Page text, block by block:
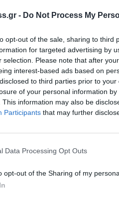
- Do Not Process My
opt-out of the sale, sharing to third
for targeted advertising by
selection. Please note that after
interest-based ads based on
to third parties prior to
of your personal information
This information may also be
Participants that may further
Data Processing Opt Outs
opt-out of the Sharing of my
να εργάζεται ως
Πολέμου. Το
ιατρική. Ένα χρόνο
28 Δεκεμβρίου 1920 κι
της ένα αεροδρόμιο
η δεκάλεπτη εμπειρία